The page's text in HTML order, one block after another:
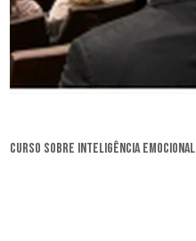
curso sobre inteligência emocional